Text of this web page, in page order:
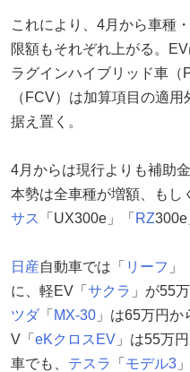
これにより、4月から車種
限額もそれぞれ上がる。
ラグインハイブリッド車
（FCV）は加算項目の適
据え置く。
4月からは現行よりも補助
本勢は全車種が増額、もし
サス
「UX300e」「 RZ300e
日産自動車では「 リーフ 」
に、軽EV「 サクラ 」が55
ツダ 「 MX-30 」は65万円か
V「 eKクロスEV 」は55万
車でも、 テスラ 「 モデル3